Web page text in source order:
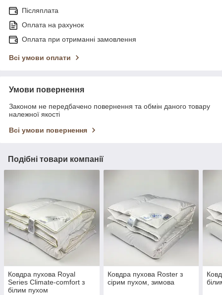
Післяплата
Оплата на рахунок
Оплата при отриманні замовлення
Всі умови оплати
Умови повернення
Законом не передбачено повернення та обмін даного товару
належної якості
Всі умови повернення
Подібні товари компанії
Ковдра пухова Royal
Series Climate-comfort з
білим пухом
Ковдра пухова Roster з
сірим пухом, зимова